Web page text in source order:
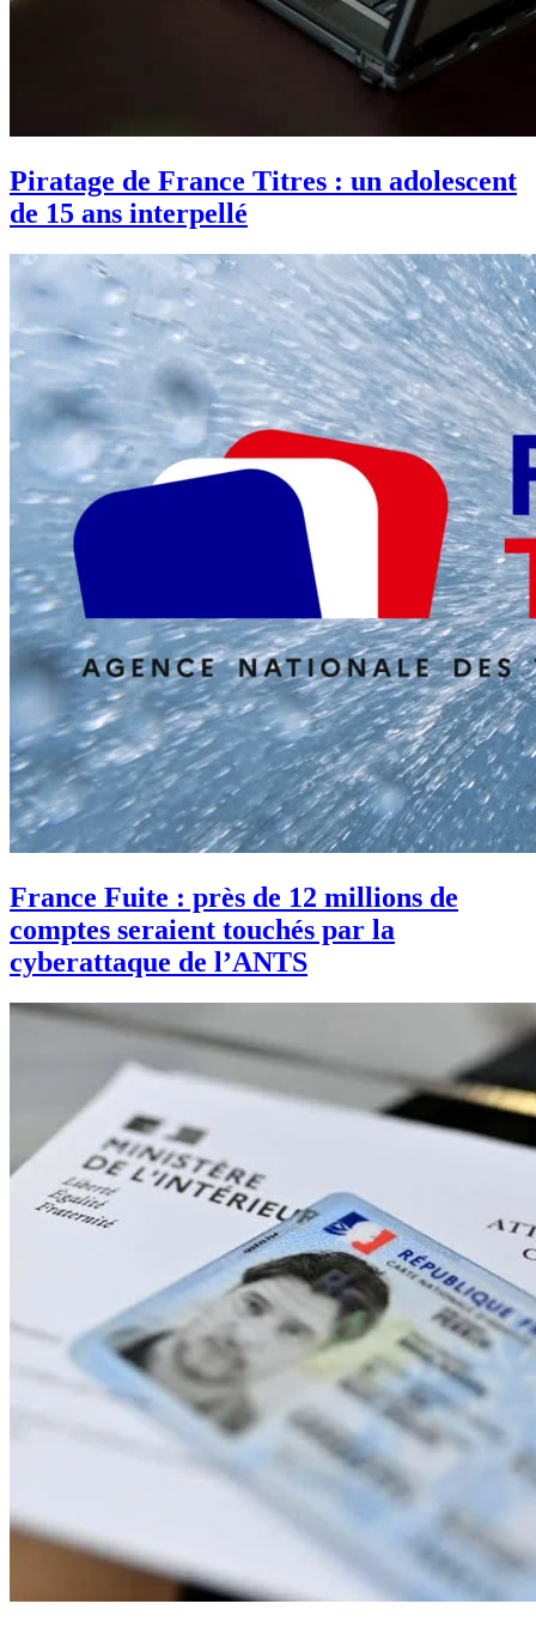
Piratage de France Titres : un adolescent
de 15 ans interpellé
France Fuite : près de 12 millions de
comptes seraient touchés par la
cyberattaque de l’ANTS